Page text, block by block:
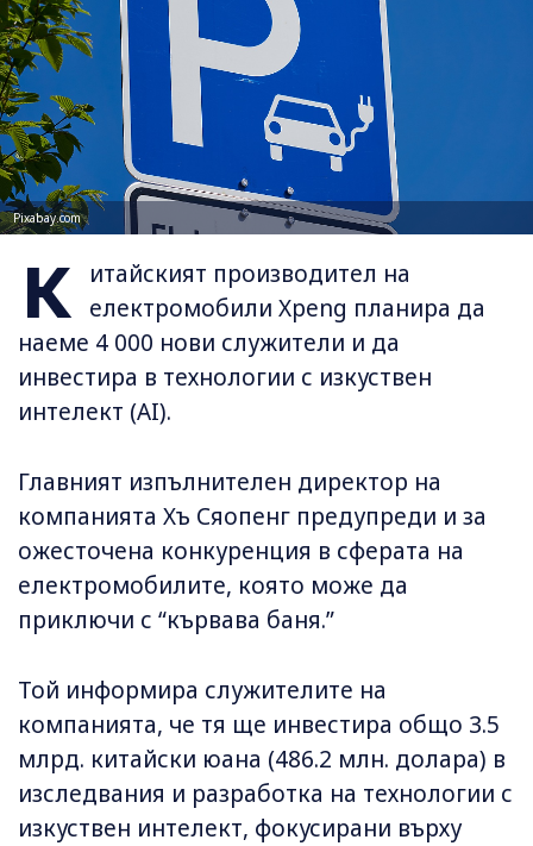
Pixabay.com
К
итайският производител на
електромобили Xpeng планира да
наеме 4 000 нови служители и да
инвестира в технологии с изкуствен
интелект (AI).
Главният изпълнителен директор на
компанията Хъ Сяопенг предупреди и за
ожесточена конкуренция в сферата на
електромобилите, която може да
приключи с “кървава баня.”
Той информира служителите на
компанията, че тя ще инвестира общо 3.5
млрд. китайски юана (486.2 млн. долара) в
изследвания и разработка на технологии с
изкуствен интелект, фокусирани върху